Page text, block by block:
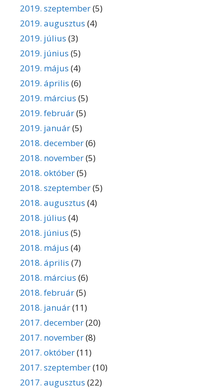
2019. szeptember(5)
2019. augusztus (4)
2019. július (3)
2019. június (5)
2019. május (4)
2019. április (6)
2019. március (5)
2019. február(5)
2019. január(5)
2018. december(6)
2018. november(5)
2018. október(5)
2018. szeptember(5)
2018. augusztus (4)
2018. július (4)
2018. június (5)
2018. május (4)
2018. április (7)
2018. március (6)
2018. február(5)
2018. január(11)
2017. december(20)
2017. november(8)
2017. október(11)
2017. szeptember(10)
2017. augusztus (22)